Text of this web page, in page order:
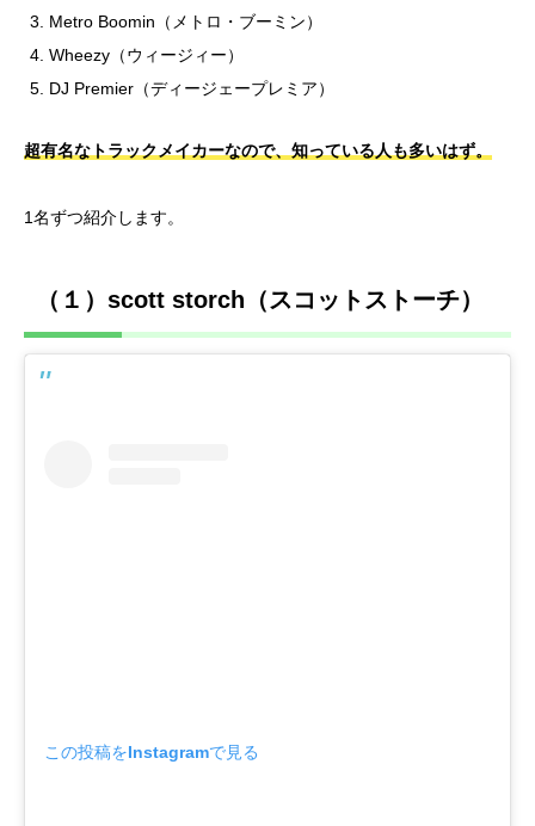
Metro Boomin（メトロ・ブーミン）
Wheezy（ウィージィー）
DJ Premier（ディージェープレミア）
超有名なトラックメイカーなので、知っている人も多いはず。
1名ずつ紹介します。
（１）scott storch（スコットストーチ）
この投稿をInstagramで見る